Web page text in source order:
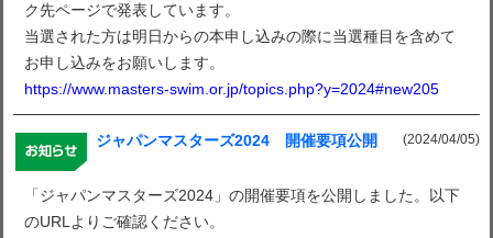
ク先ページで発表しています。
当選された方は明日からの本申し込みの際に当選種目を含めて
お申し込みをお願いします。
https://www.masters-swim.or.jp/topics.php?y=2024#new205
(2024/04/05)
ジャパンマスターズ2024 開催要項公開
「ジャパンマスターズ2024」の開催要項を公開しました。以下
のURLよりご確認ください。